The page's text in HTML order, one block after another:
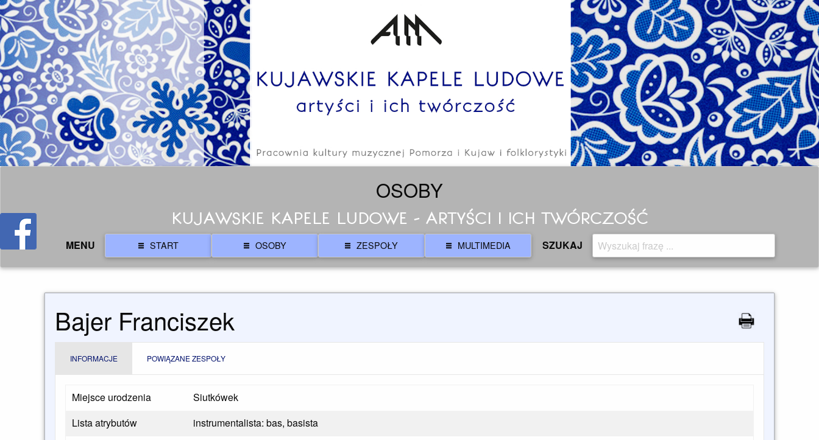
OSOBY
KUJAWSKIE KAPELE LUDOWE - ARTYŚCI I ICH TWÓRCZOŚĆ
MENU START OSOBY ZESPOŁY MULTIMEDIA SZUKAJ
Bajer Franciszek
INFORMACJE POWIĄZANE ZESPOŁY
Miejsce urodzenia
Siutkówek
Lista atrybutów
instrumentalista: bas, basista